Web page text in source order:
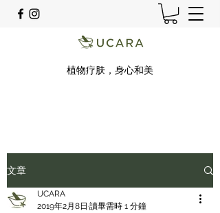
植物疗肤，身心和美
文章
UCARA
2019年2月8日 讀畢需時 1 分鐘